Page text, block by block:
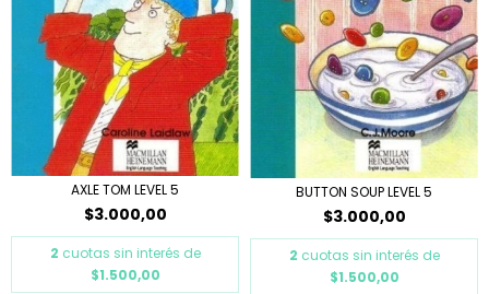
AXLE TOM LEVEL 5
$3.000,00
2 cuotas sin interés de
$1.500,00
BUTTON SOUP LEVEL 5
$3.000,00
2 cuotas sin interés de
$1.500,00